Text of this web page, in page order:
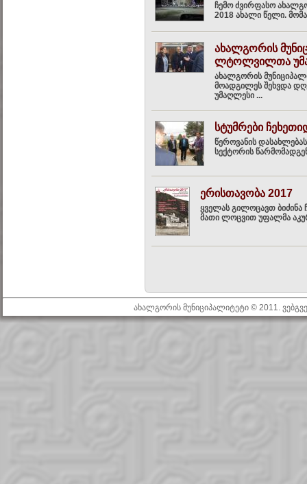
ჩემო ძვირფასო
2018 ახალი წელი.
ახალგორის
ლტოლვილთა
ახალგორის
მოადგილეს შეხვდა
უმაღლესი ...
სტუმრები
წეროვანის
სექტორის
ერისთავობა 2017
ყველას გილოცავთ ბიძინა
მათი ლოცვით უფალმა
ახალგორის მუნიციპალიტეტი © 2011.